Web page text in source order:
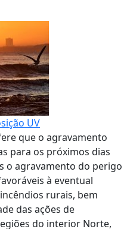
UV
que o agravamento
para os próximos dias
o agravamento do perigo
à eventual
rurais, bem
das ações de
do interior Norte,